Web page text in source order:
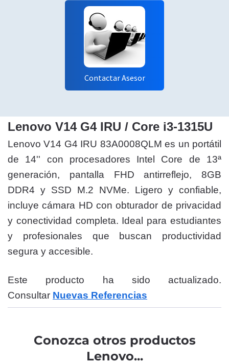
Contactar Asesor
Lenovo V14 G4 IRU / Core i3-1315U
Lenovo V14 G4 IRU 83A0008QLM es un portátil
de 14'' con procesadores Intel Core de 13ª
generación, pantalla FHD antirreflejo, 8GB
DDR4 y SSD M.2 NVMe. Ligero y confiable,
incluye cámara HD con obturador de privacidad
y conectividad completa. Ideal para estudiantes
y profesionales que buscan productividad
segura y accesible.
Este producto ha sido actualizado.
Consultar Nuevas Referencias
Conozca otros productos
Lenovo...